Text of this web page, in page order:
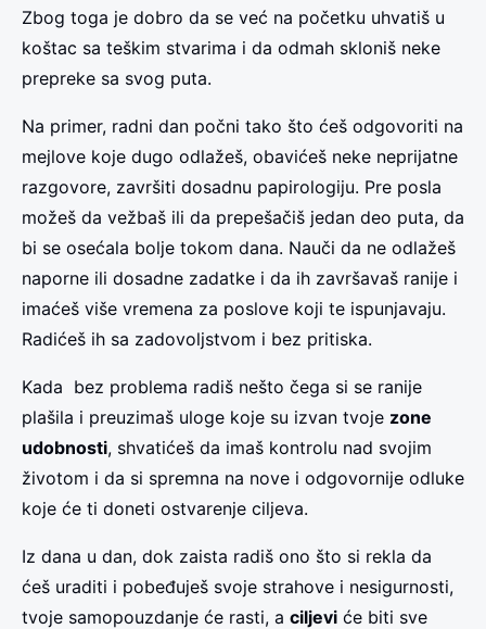
Zbog toga je dobro da se već na početku uhvatiš u
koštac sa teškim stvarima i da odmah skloniš neke
prepreke sa svog puta.
Na primer, radni dan počni tako što ćeš odgovoriti na
mejlove koje dugo odlažeš, obavićeš neke neprijatne
razgovore, završiti dosadnu papirologiju. Pre posla
možeš da vežbaš ili da prepešačiš jedan deo puta, da
bi se osećala bolje tokom dana. Nauči da ne odlažeš
naporne ili dosadne zadatke i da ih završavaš ranije i
imaćeš više vremena za poslove koji te ispunjavaju.
Radićeš ih sa zadovoljstvom i bez pritiska.
Kada bez problema radiš nešto čega si se ranije
plašila i preuzimaš uloge koje su izvan tvoje zone
udobnosti, shvatićeš da imaš kontrolu nad svojim
životom i da si spremna na nove i odgovornije odluke
koje će ti doneti ostvarenje ciljeva.
Iz dana u dan, dok zaista radiš ono što si rekla da
ćeš uraditi i pobeđuješ svoje strahove i nesigurnosti,
tvoje samopouzdanje će rasti, a ciljevi će biti sve